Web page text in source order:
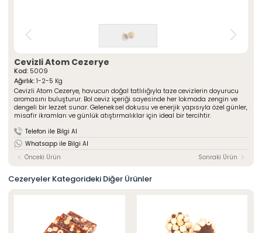
Kurumsal
» Hakkımızda
» Üretim Serüveni
» İnsan Kaynakları
» Online Katalog
» Sarma Lokumlar
» Çikolata Kaplı Lokumlar
» Cezeryeler
» Special Lokumlar
» Sucuk Lokumlar
» Special Paketli Lokumlar
» Geleneksel Paketli Lokumlar
Tüm Ürünler
ÖZSAFALAR
ŞEKERLEME
Hakkımızda
Üretim Serüveni
Kalite Politikamız
Mağazalarımız
Foto Galeri
Kariyer
İletişim
Cevizli Atom Cezerye
Kod: 5009
Ağırlık:1-2-5 Kg
Cevizli Atom Cezerye, havucun doğal tatlılığıyla taze cevizlerin doyurucu
aromasını buluşturur. Bol ceviz içeriği sayesinde her lokmada zengin ve
dengeli bir lezzet sunar. Geleneksel dokusu ve enerjik yapısıyla özel günler,
misafir ikramları ve günlük atıştırmalıklar için ideal bir tercihtir.
Telefon ile Bilgi Al
Whatsapp ile Bilgi Al
Önceki Ürün
Sonraki Ürün
Cezeryeler Kategorideki Diğer Ürünler